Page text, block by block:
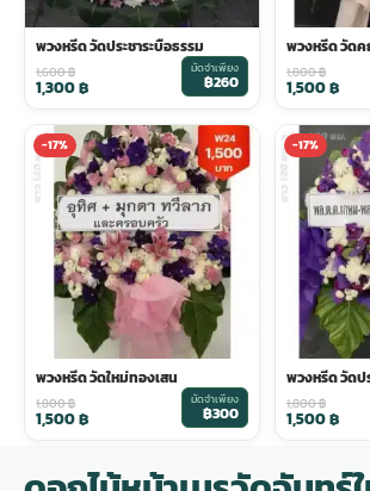
พวงหรีด วัดประชาระบือธรรม
1,600฿
1,300฿
มัดจำเพียง
฿260
พวงหรีด วัด
1,800฿
1,500฿
-17%
พวงหรีด วัดใหม่ทองเสน
1,800฿
1,500฿
มัดจำเพียง
฿300
-17%
พวงหรีด วัดป
1,800฿
1,500฿